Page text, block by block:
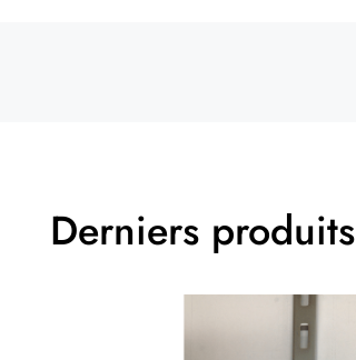
Derniers produits